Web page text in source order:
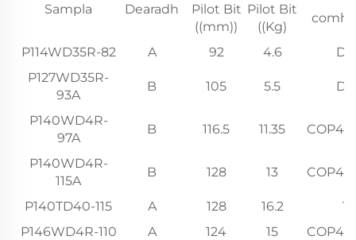
Sampla Dearadh
Pilot Bit
((mm))
Pilot Bit
((Kg)
P114WD35R-82 A 92 4.6
P127WD35R-
93A
B 105 5.5
P140WD4R-
97A
B 116.5 11.35
P140WD4R-
115A
B 128 13
P140TD40-115 A 128 16.2
P146WD4R-110
A 124 15